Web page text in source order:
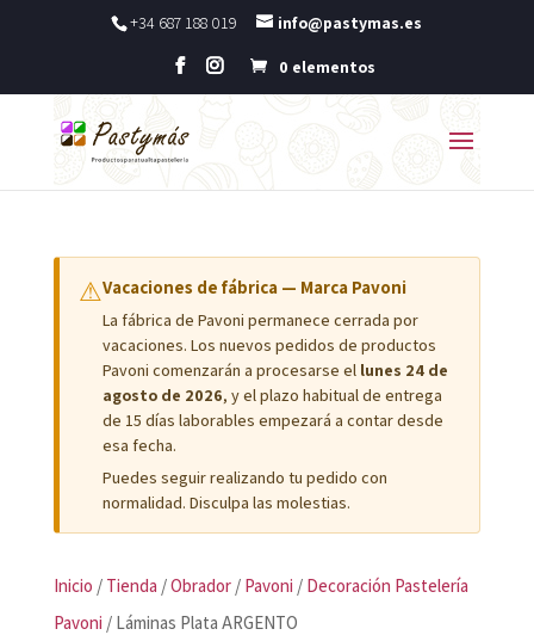
+34 687 188 019 info@pastymas.es
0 elementos
⚠Vacaciones de fábrica — Marca Pavoni
La fábrica de Pavoni permanece cerrada por
vacaciones. Los nuevos pedidos de productos
Pavoni comenzarán a procesarse el lunes 24 de
agosto de 2026, y el plazo habitual de entrega
de 15 días laborables empezará a contar desde
esa fecha.
Puedes seguir realizando tu pedido con
normalidad. Disculpa las molestias.
Inicio / Tienda /Obrador/ Pavoni / Decoración Pastelería
Pavoni / Láminas Plata ARGENTO